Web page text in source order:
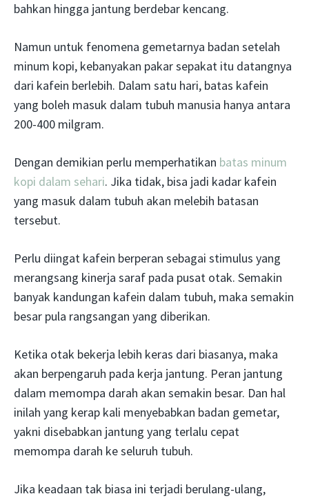
bahkan hingga jantung berdebar kencang.
Namun untuk fenomena gemetarnya badan setelah
minum kopi, kebanyakan pakar sepakat itu datangnya
dari kafein berlebih. Dalam satu hari, batas kafein
yang boleh masuk dalam tubuh manusia hanya antara
200-400 milgram.
Dengan demikian perlu memperhatikan batas minum
kopi dalam sehari. Jika tidak, bisa jadi kadar kafein
yang masuk dalam tubuh akan melebih batasan
tersebut.
Perlu diingat kafein berperan sebagai stimulus yang
merangsang kinerja saraf pada pusat otak. Semakin
banyak kandungan kafein dalam tubuh, maka semakin
besar pula rangsangan yang diberikan.
Ketika otak bekerja lebih keras dari biasanya, maka
akan berpengaruh pada kerja jantung. Peran jantung
dalam memompa darah akan semakin besar. Dan hal
inilah yang kerap kali menyebabkan badan gemetar,
yakni disebabkan jantung yang terlalu cepat
memompa darah ke seluruh tubuh.
Jika keadaan tak biasa ini terjadi berulang-ulang,